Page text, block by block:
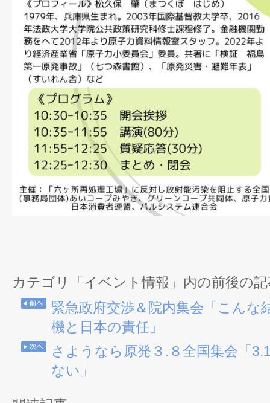
カテゴリ「イベント情報」内の前後の
緊急政府交渉＆院内集会「こんな
機と日本の責任」
さようなら原発３.８全国集会「
ない」